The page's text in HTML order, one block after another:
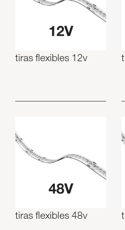
Luminarias
Skyled - Luminarias a medida
Sistemas modulares lineales y
Paneles luminosos y Plexiled
tiras flexibles 12v
tiras flexibles 48v